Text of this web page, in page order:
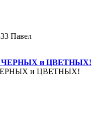
Павел
и ЦВЕТНЫХ!
и ЦВЕТНЫХ!